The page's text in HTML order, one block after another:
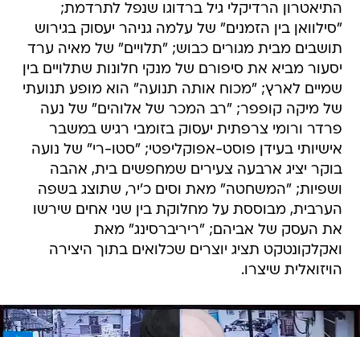
התיאטרון הרדיקלי גיל ברדוגו שנפל לתרדמת;
"סילוואן בין הזמנים" של עלמה גניהר יעסוק בגירוש
תושבים מבית מגורים כבוש; "תלויים" של מאיה ערד
יסעור מביא את סיפורם של מנקי חלונות שתלויים בין
שמיים לארץ; "מכוח אותה תנועה" הוא מופע תנועתי
של מיקה קופפר; "רב המכר של אלוהים" של נעה
פרדר ורומי צרפתית יעסוק בזומבי רגיש במשבר
אישיותי בעידן פוסט-אפוקליפטי; "סטו-רי" של נועה
בוקר יציג ארבעה צעירים שמחפשים בית, אהבה
ושפיות; "המשחטה" מאת וסים כ'יר, שתוצג בשפה
הערבית, מבוססת על מחלוקת בין שני אחים שירשו
את העסק של אביהם; "ריריברסינג" מאת
ואקלקונטקט תציג יוצרים שכלואים בתוך היצירה
הויזואלית שיצרו.